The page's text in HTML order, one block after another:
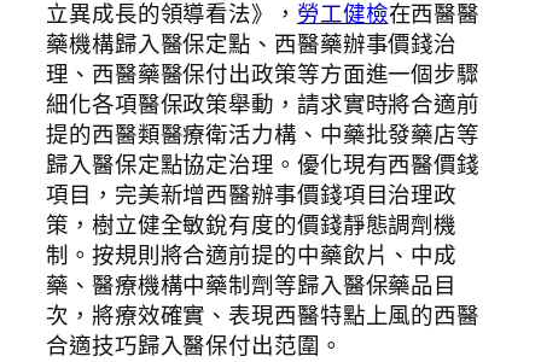
立異成長的領導看法》， 勞工健檢在西醫醫
藥機構歸入醫保定點、西醫藥辦事價錢治
理、西醫藥醫保付出政策等方面進一個步驟
細化各項醫保政策舉動，請求實時將合適前
提的西醫類醫療衛活力構、中藥批發藥店等
歸入醫保定點協定治理。優化現有西醫價錢
項目，完美新增西醫辦事價錢項目治理政
策，樹立健全敏銳有度的價錢靜態調劑機
制。按規則將合適前提的中藥飲片、中成
藥、醫療機構中藥制劑等歸入醫保藥品目
次，將療效確實、表現西醫特點上風的西醫
合適技巧歸入醫保付出范圍。